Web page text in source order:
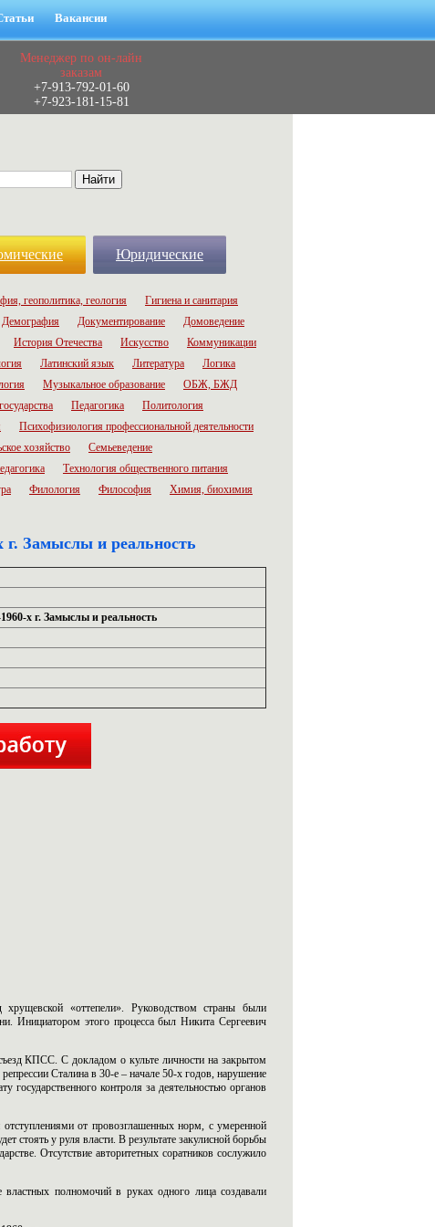
Вакансии
Менеджер по он-лайн
заказам
+7-913-792-01-60
+7-923-181-15-81
Юридические
геополитика, геология
Гигиена и санитария
Демография Документирование
Домоведение
История Отечества Искусство
Коммуникации
Латинский язык Литература
Логика
Музыкальное образование
ОБЖ, БЖД
Педагогика
Политология
Психофизиология профессиональной деятельности
хозяйство
Семьеведение
Технология общественного питания
Филология Философия
Химия, биохимия
г. Замыслы и реальность
х г. Замыслы и реальность
«оттепели». Руководством страны были
Инициатором этого процесса был Никита Сергеевич
КПСС. С докладом о культе личности на закрытом
Сталина в 30-е – начале 50-х годов, нарушение
государственного контроля за деятельностью органов
от провозглашенных норм, с умеренной
стоять у руля власти. В результате закулисной борьбы
Отсутствие авторитетных соратников сослужило
властных полномочий в руках одного лица создавали